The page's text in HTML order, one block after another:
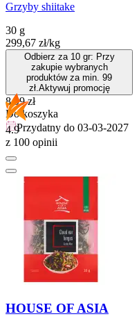
Grzyby shiitake
30 g
299,67 zł/kg
Odbierz za 10 gr: Przy
zakupie wybranych
produktów za min. 99
zł.Aktywuj promocję
Cena
8,99 zł
Do koszyka
Przydatny do 03-03-2027
4.9
z 100 opinii
HOUSE OF ASIA